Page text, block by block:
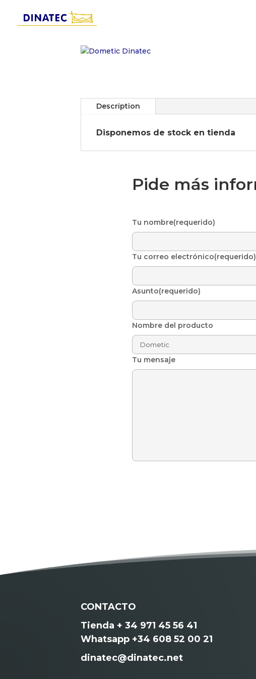
Description
Disponemos de stock en tienda
Pide más
Tu nombre(requerido)
Tu correo electrónico(requerido)
Asunto(requerido)
Nombre del producto
Tu mensaje
CONTACTO
Tienda + 34 971 45 56 41
Whatsapp +34 608 52 00 21
dinatec@dinatec.net